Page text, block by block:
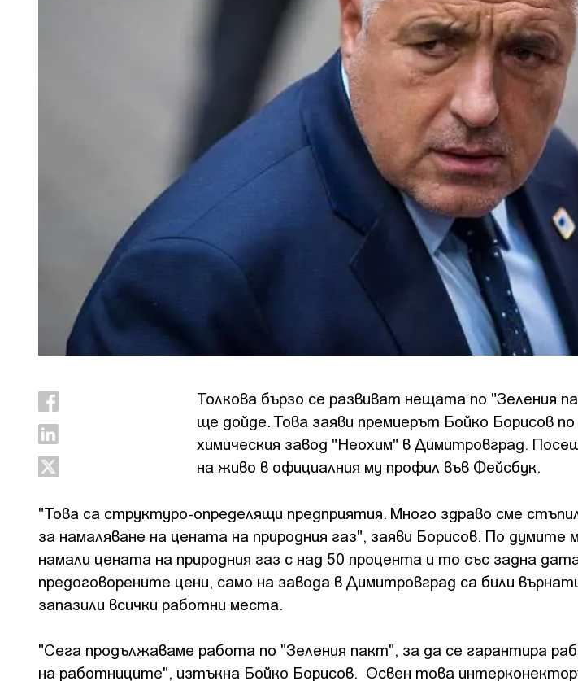
Толкова бързо се развиват нещата по "Зеления
ще дойде. Това заяви премиерът Бойко Борисов
химическия завод "Неохим" в Димитровград.
на живо в официалния му профил във Фейсбук.
"Това са структуро-определящи предприятия. Много здраво сме
за намаляване на цената на природния газ", заяви Борисов. По думите
намали цената на природния газ с над 50 процента и то със задна
предоговорените цени, само на завода в Димитровград са били
запазили всички работни места.
"Сега продължаваме работа по "Зеления пакт", за да се гарантира
на работниците", изтъкна Бойко Борисов. Освен това